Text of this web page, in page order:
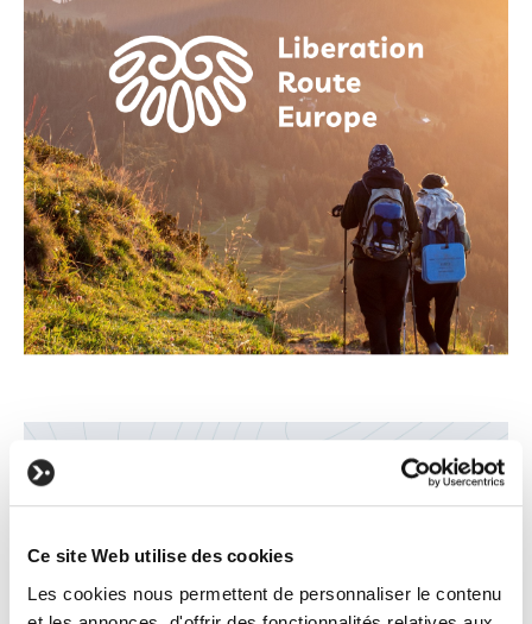
Ce site Web utilise des cookies
Les cookies nous permettent de personnaliser le contenu